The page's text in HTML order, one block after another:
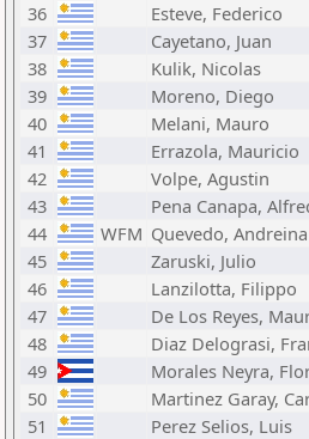
36
Esteve, Federico
37
Cayetano, Juan
38
Kulik, Nicolas
39
Moreno, Diego
40
Melani, Mauro
41
Errazola, Mauricio
42
Volpe, Agustin
43
Pena Canapa,
44
WFM Quevedo, Andreina
45
Zaruski, Julio
46
Lanzilotta, Filippo
47
De Los Reyes,
48
Diaz Delograsi,
49
Morales Neyra,
50
Martinez Garay,
51
Perez Selios, Luis